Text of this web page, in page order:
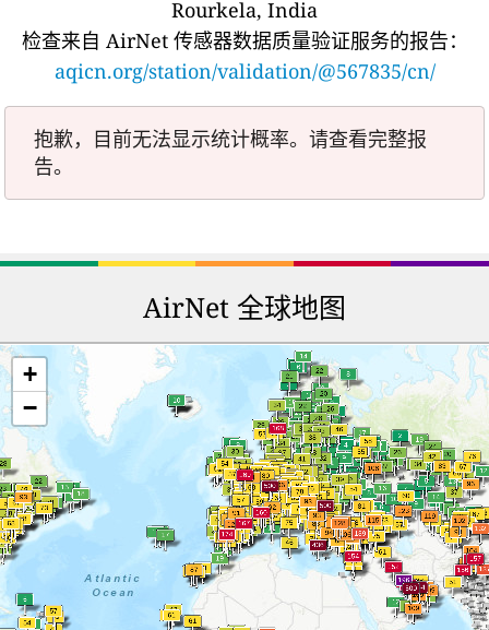
Rourkela, India
检查来自 AirNet 传感器数据质量验证服务的报告：
aqicn.org/station/validation/@567835/cn/
抱歉，目前无法显示统计概率。请查看完整报
告。
AirNet 全球地图
+
−